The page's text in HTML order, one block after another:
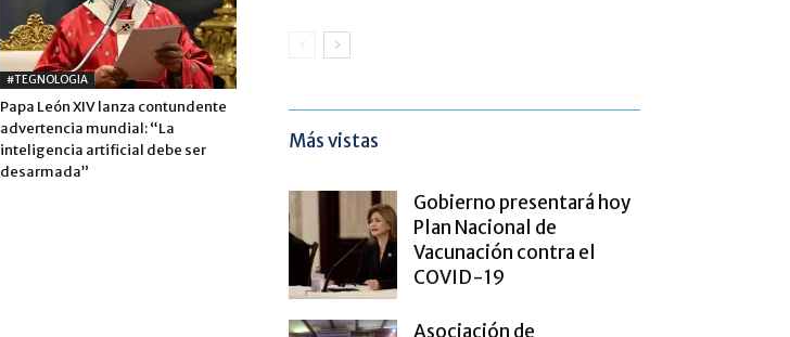
#TEGNOLOGIA
Papa León XIV lanza contundente
advertencia mundial: “La
inteligencia artificial debe ser
desarmada”
Más vistas
Gobierno presentará hoy
Plan Nacional de
Vacunación contra el
COVID-19
Asociación de